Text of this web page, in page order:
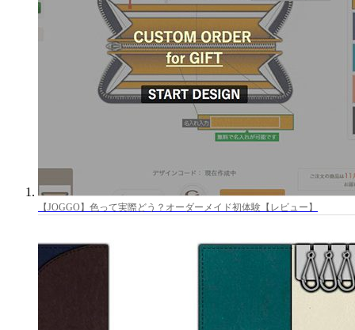
【JOGGO】色って実際どう？オーダーメイド初体験【レビュー】